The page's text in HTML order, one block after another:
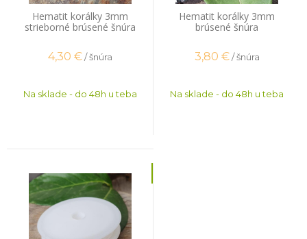
Hematit korálky 3mm
strieborné brúsené šnúra
4,30 € / šnúra
Na sklade - do 48h u teba
Hematit korálky 3mm
brúsené šnúra
3,80 € / šnúra
Na sklade - do 48h u teba